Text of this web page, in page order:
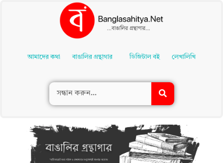
Contentআমাদের কথা বাঙালির গ্রন্থাগার ডিজিটাল বই লেখালিখি